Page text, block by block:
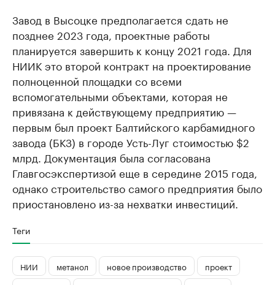
Завод в Высоцке предполагается сдать не
позднее 2023 года, проектные работы
планируется завершить к концу 2021 года. Для
НИИК это второй контракт на проектирование
полноценной площадки со всеми
вспомогательными объектами, которая не
привязана к действующему предприятию —
первым был проект Балтийского карбамидного
завода (БКЗ) в городе Усть-Луг стоимостью $2
млрд. Документация была согласована
Главгосэкспертизой еще в середине 2015 года,
однако строительство самого предприятия было
приостановлено из-за нехватки инвестиций.
Теги
НИИ метанол новое производство
проект